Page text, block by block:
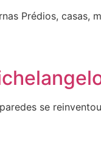
Prédios,
se